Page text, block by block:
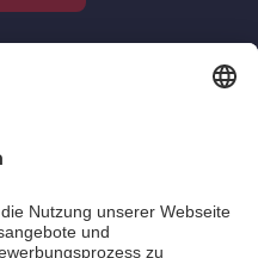
Unfall-Hilfe e.V.
das Spendenzertifikat